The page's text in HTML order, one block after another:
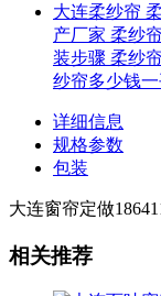
大连柔纱帘
产厂家 柔纱
装步骤 柔纱
纱帘多少钱
详细信息
规格参数
包装
大连窗帘定做
相关推荐